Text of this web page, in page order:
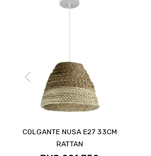
COLGANTE NUSA E27 33CM
RATTAN